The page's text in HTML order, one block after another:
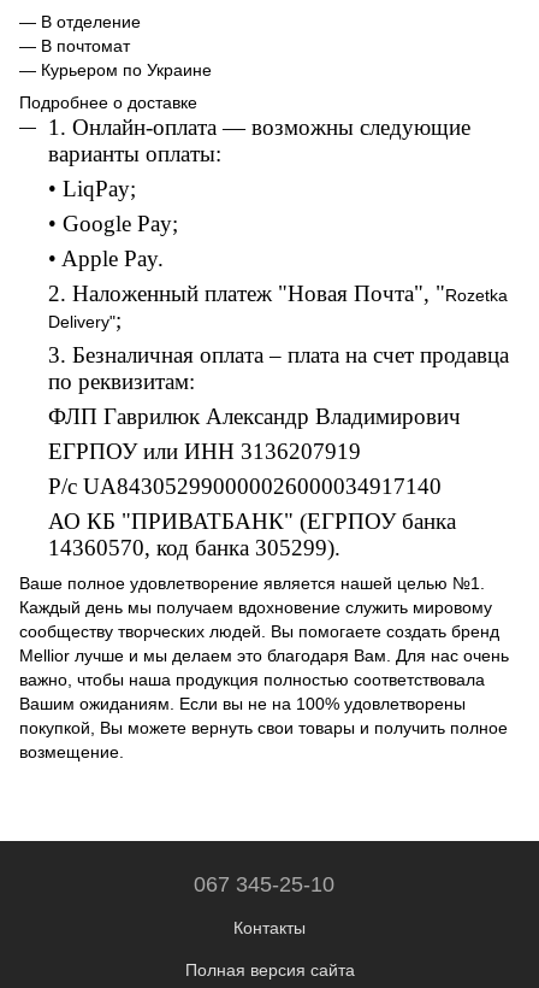
— В отделение
— В почтомат
— Курьером по Украине
Подробнее о доставке
1. Онлайн-оплата — возможны следующие
варианты оплаты:
• LiqPay;
• Google Pay;
• Apple Pay.
2. Наложенный платеж "Новая Почта", "Rozetka
Delivery";
3. Безналичная оплата – плата на счет продавца
по реквизитам:
ФЛП Гаврилюк Александр Владимирович
ЕГРПОУ или ИНН 3136207919
Р/с UA843052990000026000034917140
АО КБ "ПРИВАТБАНК" (ЕГРПОУ банка
14360570, код банка 305299).
Ваше полное удовлетворение является нашей целью №1.
Каждый день мы получаем вдохновение служить мировому
сообществу творческих людей. Вы помогаете создать бренд
Mellior лучше и мы делаем это благодаря Вам. Для нас очень
важно, чтобы наша продукция полностью соответствовала
Вашим ожиданиям. Если вы не на 100% удовлетворены
покупкой, Вы можете вернуть свои товары и получить полное
возмещение.
067 345-25-10
Контакты
Полная версия сайта